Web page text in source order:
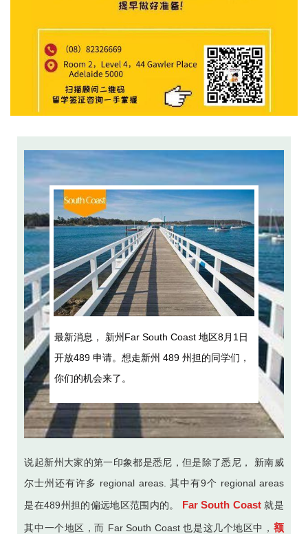
最新消息， 新州Far South Coast 地区8月1日
开放489 申请。想走新州 489 州担的同学们，
你们的机会来了。
说起新州大家的第一印象都是悉尼，但是除了悉尼， 新南威
尔士州还有许多 regional areas. 其中有9个 regional areas
是在489州担的偏远地区范围内的。
Far South Coast就是
其中一个地区，而 Far South Coast 也是这几个地区中， 额